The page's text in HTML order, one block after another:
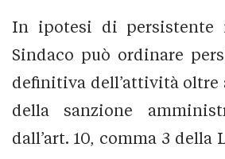
In ipotesi di persistente
Sindaco può ordinare
definitiva dell’attività oltre
della sanzione
dall’art. 10, comma 3 della